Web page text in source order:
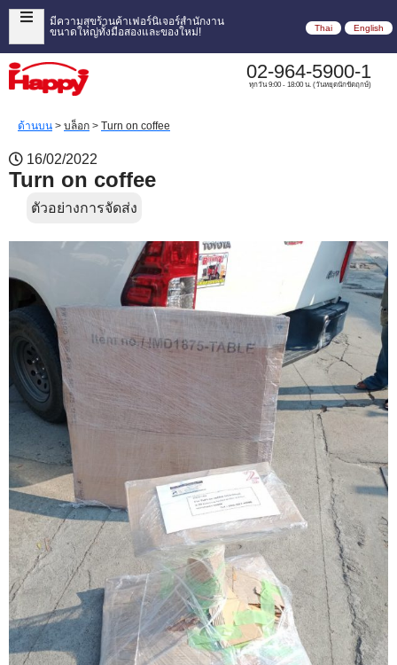
มีความสุขร้านค้าเฟอร์นิเจอร์สำนักงาน
ขนาดใหญ่ทั้งมือสองและของใหม่!
Thai English
02-964-5900-1
ทุกวัน 9:00 - 18:00 น. (วันหยุดนักขัตฤกษ์)
ด้านบน > บล็อก > Turn on coffee
16/02/2022
Turn on coffee
ตัวอย่างการจัดส่ง